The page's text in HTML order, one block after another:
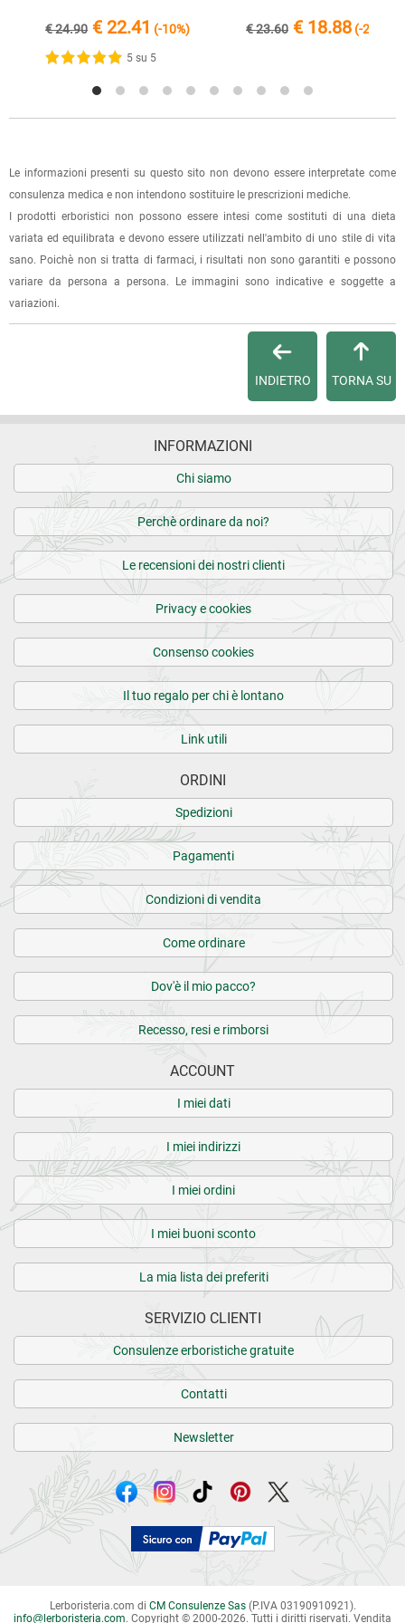
negozio" al momento della scelta della modalità di
spedizione, in questo modo non ti verranno addebitate le
spese di spedizione e sarai avvisato con una e-mail quando
l'ordine sarà pronto per il ritiro.
(selezionando l'apposita casella del modulo d'ordine e
specificando l'indirizzo di fatturazione).
Dalla tuaArea Clientepotrai verificare lo stato di lavorazione
dell'ordine e lo stato della spedizione.
Per qualsiasi informazione, contattaci via
Condizioni di vendita
€ 24.90 € 22.41 (-10%)
5 su 5
€ 23.60 € 18.88 (-20%)
Le informazioni presenti su questo sito non devono essere interpretate come
consulenza medica e non intendono sostituire le prescrizioni mediche.
I prodotti erboristici non possono essere intesi come sostituti di una dieta
variata ed equilibrata e devono essere utilizzati nell'ambito di uno stile di vita
sano. Poichè non si tratta di farmaci, i risultati non sono garantiti e possono
variare da persona a persona. Le immagini sono indicative e soggette a
variazioni.
TORNA SU
INDIETRO
INFORMAZIONI
Chi siamo
Perchè ordinare da noi?
Le recensioni dei nostri clienti
Privacy e cookies
Consenso cookies
Il tuo regalo per chi è lontano
Link utili
ORDINI
Spedizioni
Pagamenti
Condizioni di vendita
Come ordinare
Dov'è il mio pacco?
Recesso, resi e rimborsi
ACCOUNT
I miei dati
I miei indirizzi
I miei ordini
I miei buoni sconto
La mia lista dei preferiti
SERVIZIO CLIENTI
Consulenze erboristiche gratuite
Contatti
Newsletter
Lerboristeria.com di CM Consulenze Sas(P.IVA 03190910921).
info@ lerboristeria.com. Copyright © 2000-2026. Tutti i diritti riservati. Vendita